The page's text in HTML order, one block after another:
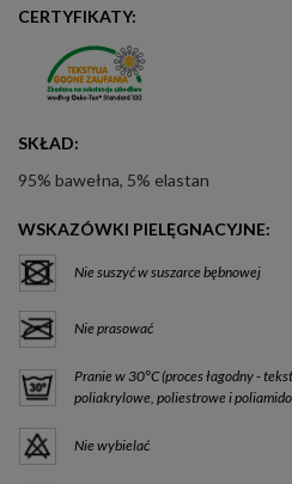
CERTYFIKATY:
SKŁAD:
95% bawełna, 5% elastan
WSKAZÓWKI PIELĘGNACYJNE:
Nie suszyć w suszarce bębnowej
Nie prasować
Pranie w 30°C (proces łagodny -
poliakrylowe, poliestrowe i
Nie wybielać